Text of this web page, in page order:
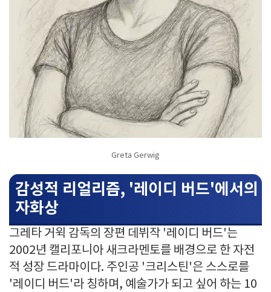
Greta Gerwig
감성적 리얼리즘, '레이디 버드'에서의
자화상
그레타 거윅 감독의 장편 데뷔작 '레이디 버드'는
2002년 캘리포니아 새크라멘토를 배경으로 한 자전
적 성장 드라마이다. 주인공 '크리스틴'은 스스로를
'레이디 버드'라 칭하며, 예술가가 되고 싶어 하는 10